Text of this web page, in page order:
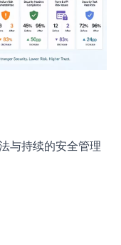
与持续的安全管理